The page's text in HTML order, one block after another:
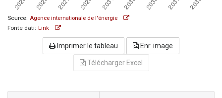
Source: Agence internationale de l'énergie
Fonte dati: Link
Imprimer le tableau Enr. image
Télécharger Excel